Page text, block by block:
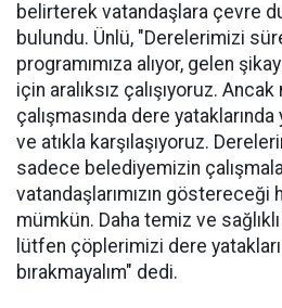
belirterek vatandaşlara çevre
bulundu. Ünlü, "Derelerimizi
programımıza alıyor, gelen
için aralıksız çalışıyoruz.
çalışmasında dere
ve atıkla karşılaşıyoruz.
sadece belediyemizin
vatandaşlarımızın
mümkün. Daha temiz ve
lütfen çöplerimizi dere
bırakmayalım" dedi.